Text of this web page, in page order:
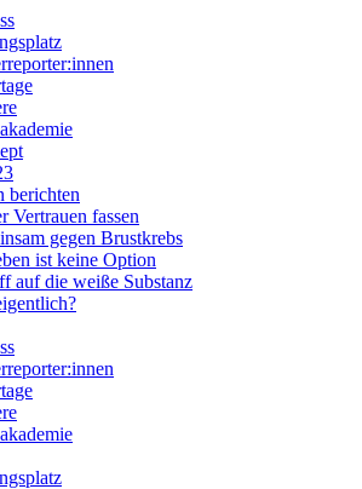
berichten
Vertrauen fassen
gegen Brustkrebs
ist keine Option
auf die weiße Substanz